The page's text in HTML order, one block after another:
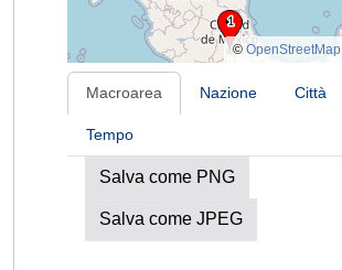
© OpenStreetMap
Macroarea Nazione Città
Tempo
Salva come PNG
Salva come JPEG